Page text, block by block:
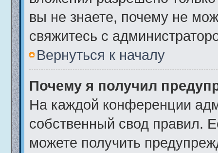
вы не знаете, почему не
свяжитесь с
Вернуться к началу
Почему я получил
На каждой конференции
собственный свод правил.
можете получить